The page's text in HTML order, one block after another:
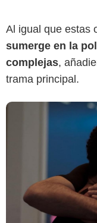
Al igual que estas
sumerge en la
complejas,
trama principal.